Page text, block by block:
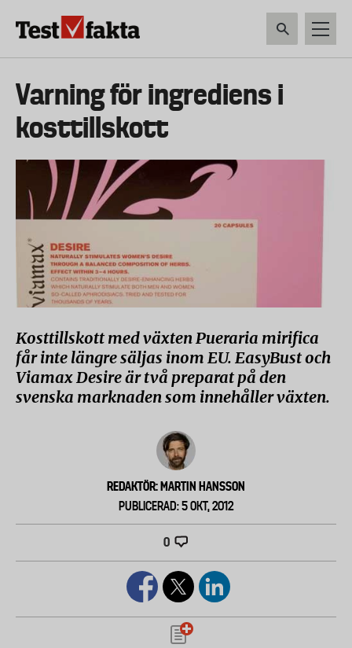
Huvudmeny
ny
Varning för ingrediens i
kosttillskott
Kosttillskott med växten Pueraria mirifica
får inte längre säljas inom EU. EasyBust och
Viamax Desire är två preparat på den
svenska marknaden som innehåller växten.
REDAKTÖR: MARTIN HANSSON
PUBLICERAD: 5 OKT, 2012
0